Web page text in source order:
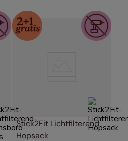
Stick2Fit Lichtfilterend
Hopsack